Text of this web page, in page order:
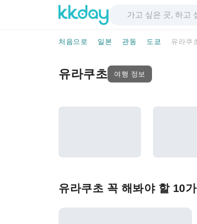
처음으로 일본 관동 도쿄 유라쿠
유라쿠초 여행 정보
유라쿠초 꼭 해봐야 할 10